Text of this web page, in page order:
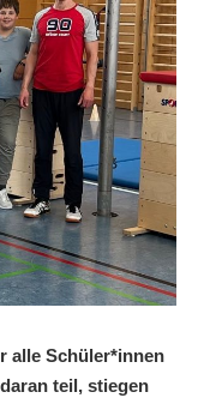
alle Schüler*innen
teil, stiegen